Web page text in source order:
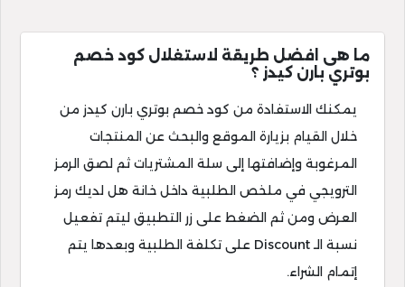
ما هى افضل طريقة لاستغلال كود خصم
بوتري بارن كيدز ؟
يمكنك الاستفادة من كود خصم بوتري بارن كيدز من
خلال القيام بزيارة الموقع والبحث عن المنتجات
المرغوبة وإضافتها إلى سلة المشتريات ثم لصق الرمز
الترويجي في ملخص الطلبية داخل خانة هل لديك رمز
العرض ومن ثم الضغط على زر التطبيق ليتم تفعيل
نسبة الـ Discount على تكلفة الطلبية وبعدها يتم
إتمام الشراء.